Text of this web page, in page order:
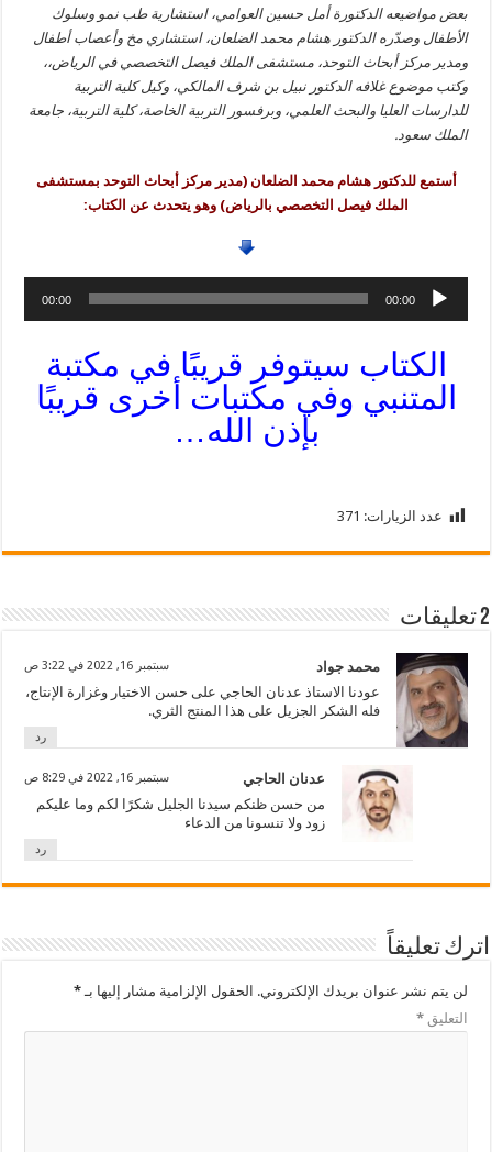
بعض مواضيعه الدكتورة أمل حسين العوامي، استشارية طب نمو وسلوك
الأطفال وصدّره الدكتور هشام محمد الضلعان، استشاري مخ وأعصاب أطفال
ومدير مركز أبحاث التوحد، مستشفى الملك فيصل التخصصي في الرياض،،
وكتب موضوع غلافه الدكتور نبيل بن شرف المالكي، وكيل كلية التربية
للدارسات العليا والبحث العلمي، وبرفسور التربية الخاصة، كلية التربية، جامعة
الملك سعود.
أستمع للدكتور هشام محمد الضلعان (مدير مركز أبحاث التوحد بمستشفى
الملك فيصل التخصصي بالرياض) وهو يتحدث عن الكتاب:
00:00
00:00
الكتاب سيتوفر قريبًا في مكتبة
المتنبي وفي مكتبات أخرى قريبًا
بإذن الله…
عدد الزيارات: 371
2 تعليقات
محمد جواد سبتمبر 16, 2022 في 3:22 ص
عودنا الاستاذ عدنان الحاجي على حسن الاختيار وغزارة الإنتاج،
فله الشكر الجزيل على هذا المنتج الثري.
رد
عدنان الحاجي سبتمبر 16, 2022 في 8:29 ص
من حسن ظنكم سيدنا الجليل شكرًا لكم وما عليكم
زود ولا تنسونا من الدعاء
رد
اترك تعليقاً
لن يتم نشر عنوان بريدك الإلكتروني. الحقول الإلزامية مشار إليها بـ*
التعليق*